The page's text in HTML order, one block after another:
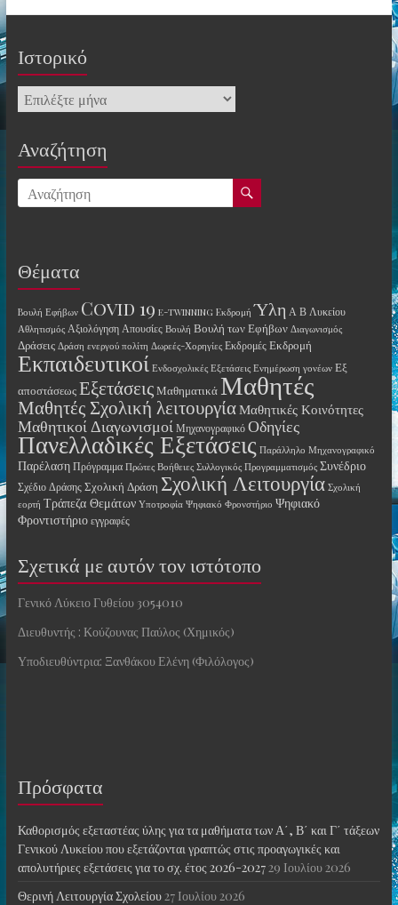
Ιστορικό
Ιστορικό
Αναζήτηση
Θέματα
Bουλή Εφήβων Covid 19 e-twinning Eκδρομή Ύλη Α Β Λυκείου
Αθλητισμός Αξιολόγηση Απουσίες Βουλή Βουλή των Εφήβων Διαγωνισμός
Δράσεις Δράση ενεργού πολίτη Δωρεές-Χορηγίες Εκδρομές Εκδρομή
Εκπαιδευτικοί Ενδοσχολικές Εξετάσεις Ενημέρωση γονέων Εξ
αποστάσεωςΕξετάσειςΜαθηματικάΜαθητές
Μαθητές Σχολική λειτουργίαΜαθητικές Κοινότητες
Μαθητικοί Διαγωνισμοί Μηχανογραφικό Οδηγίες
Πανελλαδικές Εξετάσεις Παράλληλο Μηχανογραφικό
Παρέλαση Πρόγραμμα Πρώτες Βοήθειες Συλλογικός Προγραμματισμός Συνέδριο
Σχέδιο Δράσης Σχολική Δράση Σχολική Λειτουργία Σχολική
εορτή Τράπεζα Θεμάτων Υποτροφία Ψηφιακό Φρονστήριο Ψηφιακό
Φροντιστήριο εγγραφές
Σχετικά με αυτόν τον ιστότοπο
Γενικό Λύκειο Γυθείου 3054010
Διευθυντής : Κούζουνας Παύλος (Χημικός)
Υποδιευθύντρια: Ξανθάκου Ελένη (Φιλόλογος)
Πρόσφατα
Καθορισμός εξεταστέας ύλης για τα μαθήματα των Α΄, Β΄ και Γ΄ τάξεων
Γενικού Λυκείου που εξετάζονται γραπτώς στις προαγωγικές και
απολυτήριες εξετάσεις για το σχ. έτος 2026-202729 Ιουλίου 2026
Θερινή Λειτουργία Σχολείου27 Ιουλίου 2026